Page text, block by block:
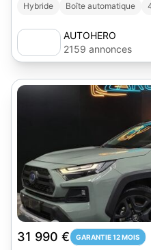
Hybride
Boîte automatique
AUTOHERO
2159 annonces
31 990 € GARANTIE 12 MOIS